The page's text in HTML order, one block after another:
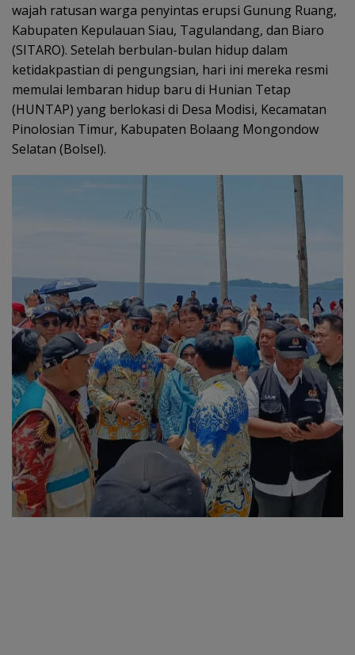
wajah ratusan warga penyintas erupsi Gunung Ruang,
Kabupaten Kepulauan Siau, Tagulandang, dan Biaro
(SITARO). Setelah berbulan-bulan hidup dalam
ketidakpastian di pengungsian, hari ini mereka resmi
memulai lembaran hidup baru di Hunian Tetap
(HUNTAP) yang berlokasi di Desa Modisi, Kecamatan
Pinolosian Timur, Kabupaten Bolaang Mongondow
Selatan (Bolsel).